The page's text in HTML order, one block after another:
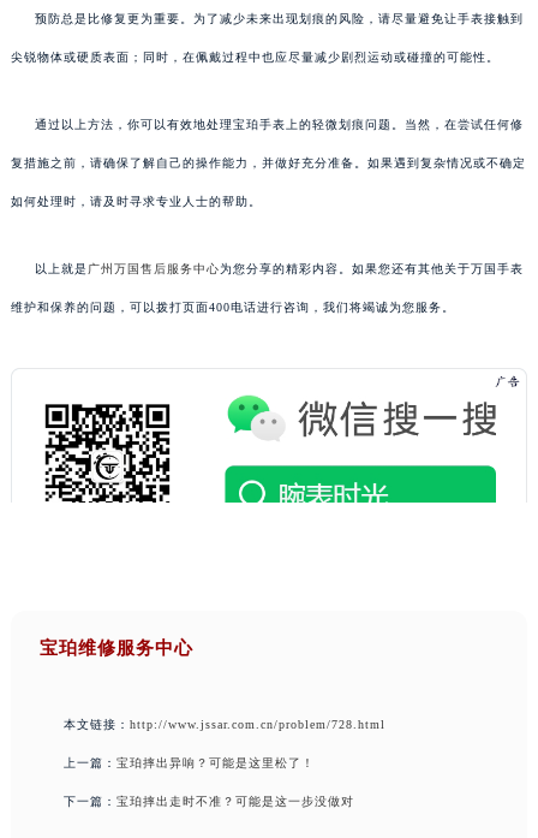
预防总是比修复更为重要。为了减少未来出现划痕的风险，请尽量避免让手表接触到
尖锐物体或硬质表面；同时，在佩戴过程中也应尽量减少剧烈运动或碰撞的可能性。
通过以上方法，你可以有效地处理宝珀手表上的轻微划痕问题。当然，在尝试任何修
复措施之前，请确保了解自己的操作能力，并做好充分准备。如果遇到复杂情况或不确定
如何处理时，请及时寻求专业人士的帮助。
以上就是 广州万国售后服务中心为您分享的精彩内容。如果您还有其他关于万国手表
维护和保养的问题，可以拨打页面400电话进行咨询，我们将竭诚为您服务。
宝珀维修服务中心
本文链接： http://www.jssar.com.cn/problem/728.html
上一篇： 宝珀摔出异响？可能是这里松了！
下一篇： 宝珀摔出走时不准？可能是这一步没做对